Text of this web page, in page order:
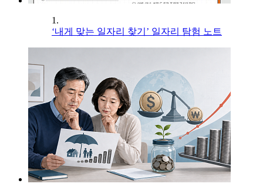
1.
‘내게 맞는 일자리 찾기’ 일자리 탐험 노트